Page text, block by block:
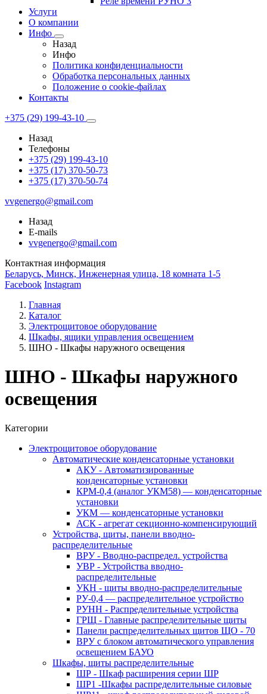
Услуги
О компании
Инфо
Назад
Инфо
Политика конфиденциальности
Обработка персональных данных
Положение о cookie-файлах
Контакты
+375 (29) 199-43-10
Назад
Телефоны
+375 (29) 199-43-10
+375 (17) 370-50-73
+375 (17) 370-50-74
vvgenergo@gmail.com
Назад
E-mails
vvgenergo@gmail.com
Контактная информация
Беларусь, Минск, Инженерная улица, 18 комната 1-5
Facebook Instagram
Главная
Каталог
Электрощитовое оборудование
Шкафы, ящики управления освещением
ШНО - Шкафы наружного освещения
ШНО - Шкафы наружного
освещения
Категории
Электрощитовое оборудование
Автоматические конденсаторные установки
АКУ - Автоматизированные
конденсаторные установки
КРМ-0,4 (аналог УКМ58) — конденсаторные
установки
УКМ — конденсаторные установки
АСК - агрегат секционно-компенсирующий
Устройства, щиты, панели вводно-
распределительные
ВРУ - Вводно-распредел. устройства
УВР - Устройства вводно-
распределительные
УКН - щиты вводно-распределительные
РУ-0,4 — распределительное устройство
РУНН - Распределительные устройства
ГРЩ - Главные распределительные щиты
Панели распределительных щитов ЩО - 70
ВРУ с блоком автоматического управления
освещением БАУО
Шкафы, щиты распределительные
ШР - Шкаф расширения серии ШР
ШР1 -Шкафы распределительные силовые